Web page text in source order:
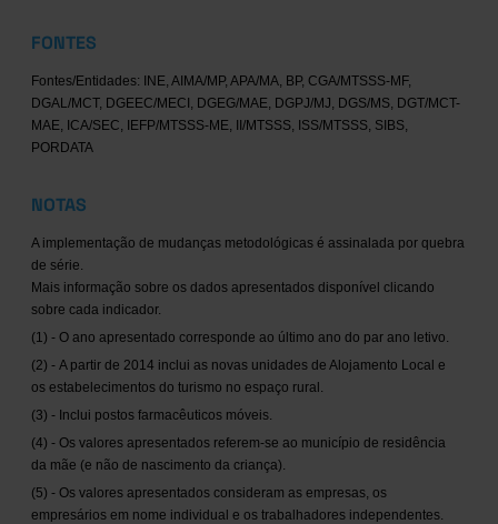
FONTES
Fontes/Entidades: INE, AIMA/MP, APA/MA, BP, CGA/MTSSS-MF,
DGAL/MCT, DGEEC/MECI, DGEG/MAE, DGPJ/MJ, DGS/MS, DGT/MCT-
MAE, ICA/SEC, IEFP/MTSSS-ME, II/MTSSS, ISS/MTSSS, SIBS,
PORDATA
NOTAS
A implementação de mudanças metodológicas é assinalada por quebra
de série.
Mais informação sobre os dados apresentados disponível clicando
sobre cada indicador.
(1) - O ano apresentado corresponde ao último ano do par ano letivo.
(2) - A partir de 2014 inclui as novas unidades de Alojamento Local e
os estabelecimentos do turismo no espaço rural.
(3) - Inclui postos farmacêuticos móveis.
(4) - Os valores apresentados referem-se ao município de residência
da mãe (e não de nascimento da criança).
(5) - Os valores apresentados consideram as empresas, os
empresários em nome individual e os trabalhadores independentes.